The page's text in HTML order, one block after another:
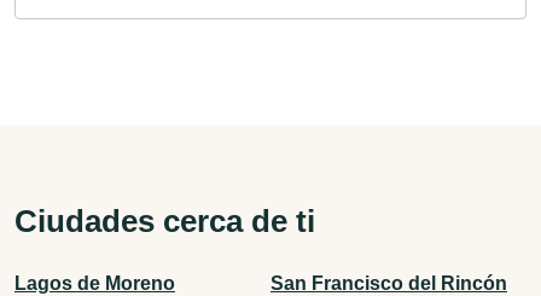
Ciudades cerca de ti
Lagos de Moreno San Francisco del Rincón